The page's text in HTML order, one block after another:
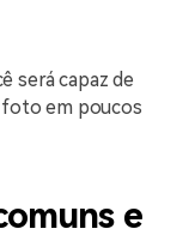
será capaz de
em poucos
e